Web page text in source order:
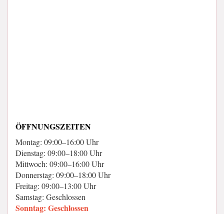
ÖFFNUNGSZEITEN
Montag: 09:00–16:00 Uhr
Dienstag: 09:00–18:00 Uhr
Mittwoch: 09:00–16:00 Uhr
Donnerstag: 09:00–18:00 Uhr
Freitag: 09:00–13:00 Uhr
Samstag: Geschlossen
Sonntag: Geschlossen